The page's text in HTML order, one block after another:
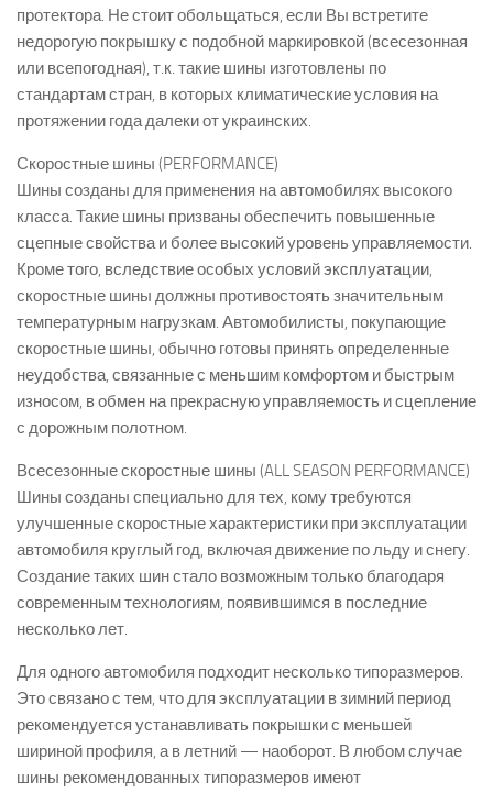
протектора. Не стоит обольщаться, если Вы встретите
недорогую покрышку с подобной маркировкой (всесезонная
или всепогодная), т.к. такие шины изготовлены по
стандартам стран, в которых климатические условия на
протяжении года далеки от украинских.
Скоростные шины (PERFORMANCE)
Шины созданы для применения на автомобилях высокого
класса. Такие шины призваны обеспечить повышенные
сцепные свойства и более высокий уровень управляемости.
Кроме того, вследствие особых условий эксплуатации,
скоростные шины должны противостоять значительным
температурным нагрузкам. Автомобилисты, покупающие
скоростные шины, обычно готовы принять определенные
неудобства, связанные с меньшим комфортом и быстрым
износом, в обмен на прекрасную управляемость и сцепление
с дорожным полотном.
Всесезонные скоростные шины (ALL SEASON PERFORMANCE)
Шины созданы специально для тех, кому требуются
улучшенные скоростные характеристики при эксплуатации
автомобиля круглый год, включая движение по льду и снегу.
Создание таких шин стало возможным только благодаря
современным технологиям, появившимся в последние
несколько лет.
Для одного автомобиля подходит несколько типоразмеров.
Это связано с тем, что для эксплуатации в зимний период
рекомендуется устанавливать покрышки с меньшей
шириной профиля, а в летний — наоборот. В любом случае
шины рекомендованных типоразмеров имеют